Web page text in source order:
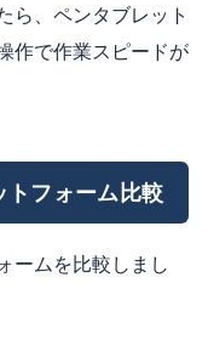
ら、ペンタブレット
作で作業スピードが
フォーム比較
ームを比較しまし